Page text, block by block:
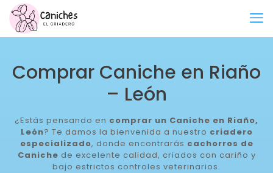
Comprar Caniche en Riaño
– León
¿Estás pensando en comprar un Caniche en Riaño,
León? Te damos la bienvenida a nuestro criadero
especializado, donde encontrarás cachorros de
Caniche de excelente calidad, criados con cariño y
bajo estrictos controles veterinarios.